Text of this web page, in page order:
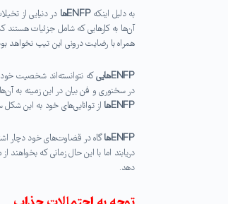
به دلیل اینکهENFPها
در دنیایی از
آن‌ها به کارهایی که شامل جزئیات هستند
همراه با رضایت درونی این تیپ نخواهد
ENFPهایی
که نتوانسته‌اند شخصیت خود
در سخنوری و فن بیان در این زمینه به
ENFPها
از توانایی‌های خود به این شکل
ENFPها گاه در قضاوت‌های خود دچار
دریابند اما با این حال زمانی که
دهد.